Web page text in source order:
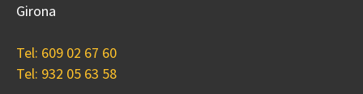
Girona
Tel: 609 02 67 60
Tel: 932 05 63 58